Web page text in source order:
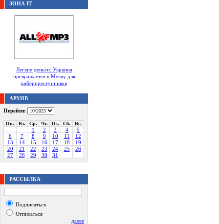
ЗОНА IT
Легкие деньги: Украина
превращается в Мекку для
киберпреступников
АРХИВ
Перейти:
Пн. Вт. Ср. Чт. Пт. Сб. Вс.
1 2 3 4
5
6
7 8 9 10 11
12
13
14 15 16 17 18
19
20
21 22 23 24 25
26
27
28 29 30 31
РАССЫЛКА
Подписаться
Отписаться
далее